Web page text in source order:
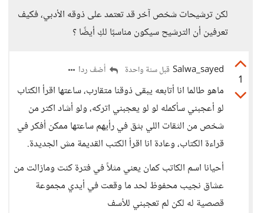
لكن ترشيحات شخص آخر قد تعتمد على ذوقه الأدبي، فكيف
تعرفين أن الترشيح سيكون مناسبًا لكِ أيضًا ؟
1
Salwa_sayed قبل سنة واحدة أضف ردا
ماهو طالما انا أتابعه يبقى ذوقنا متقارب، ساعتها اقرأ الكتاب
لو أعجبني سأكمله لو لو يعجبني اتركه، ولو أشاد اكتر من
شخص من الثقات اللي بثق في رأيهم ساعتها ممكن أفكر في
قراءة الكتاب، وعادة انا اقرأ الكتب القديمة مش الجديدة.
أحيانا اسم الكاتب كمان يعني مثلاً في فترة كنت ومازالت من
عشاق نجيب محفوظ لحد ما وقعت في أيدي مجموعة
قصصية له لكن لم تعجبني للأسف